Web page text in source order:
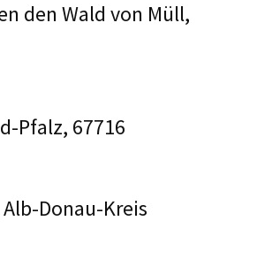
den Wald von Müll,
Pfalz, 67716
Donau-Kreis